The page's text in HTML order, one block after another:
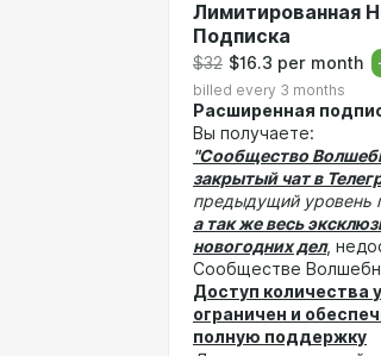
Лимитированная
Подписка
$32 $16.3 per month
billed every 3 months
Расширенная
Вы получаете:
"Сообщество
закрытый чат в
предыдущий уровень
а так же весь
новогодних дел,
Сообществе
Доступ количества
ограничен и
полную поддержку